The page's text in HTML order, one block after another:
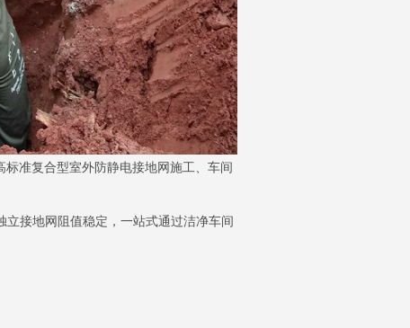
准复合型室外防静电接地网施工、车间
接地网阻值稳定，一站式通过洁净车间